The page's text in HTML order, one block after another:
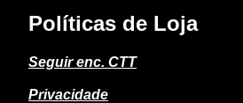
Políticas de Loja
Seguir enc. CTT
Privacidade